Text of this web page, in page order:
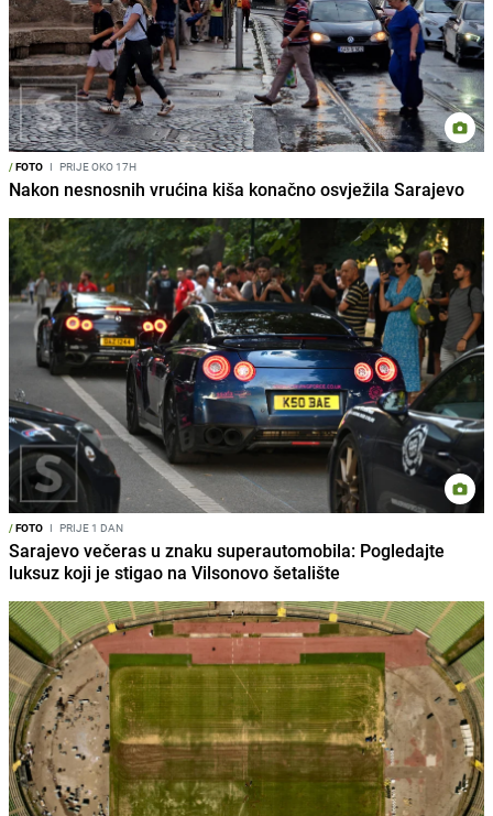
/FOTO I PRIJE OKO 17H
Nakon nesnosnih vrućina kiša konačno osvježila Sarajevo
/FOTO I PRIJE 1 DAN
Sarajevo večeras u znaku superautomobila: Pogledajte
luksuz koji je stigao na Vilsonovo šetalište